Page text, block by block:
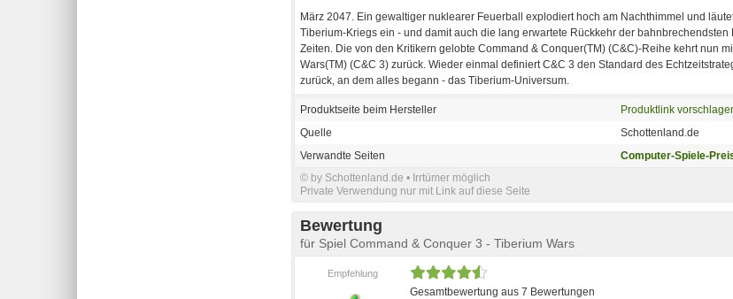
März 2047. Ein gewaltiger nuklearer Feuerball explodiert hoch am Nachthimmel und
Tiberium-Kriegs ein - und damit auch die lang erwartete Rückkehr der
Zeiten. Die von den Kritikern gelobte Command & Conquer(TM) (C&C)-Reihe kehrt nun
Wars(TM) (C&C 3) zurück. Wieder einmal definiert C&C 3 den Standard des
zurück, an dem alles begann - das Tiberium-Universum.
Produktseite beim Hersteller
Produktlink
Quelle
Schottenland.de
Verwandte Seiten
Computer-Spiele-
© by Schottenland.de • Irrtümer möglich
Private Verwendung nur mit Link auf diese Seite
Bewertung
für Spiel Command & Conquer 3 - Tiberium Wars
Empfehlung
Gesamtbewertung aus 7 Bewertungen